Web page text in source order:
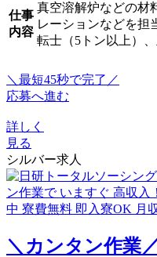
仕事
内容
真空溶解炉などの材
レーションなどを
転士（5トン以上）
＼最短45秒で完了／
応募へ進む
詳しく
見る
シルバー求人
＼カンタン作業